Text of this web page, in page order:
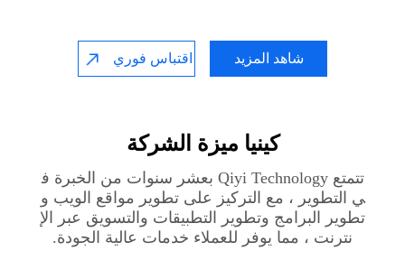
شاهد المزيد اقتباس فوري
كينيا‎ ميزة الشركة
تتمتع Qiyi Technology بعشر سنوات من الخبرة ف
ي التطوير ، مع التركيز على تطوير مواقع الويب و
تطوير البرامج وتطوير التطبيقات والتسويق عبر الإ
نترنت ، مما يوفر للعملاء خدمات عالية الجودة.